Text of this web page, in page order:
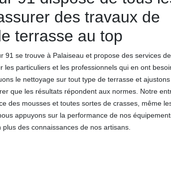
des travaux de
terrasse au top
91 se trouve à Palaiseau et propose des services de
les particuliers et les professionnels qui en ont
le nettoyage sur tout type de terrasse et
que les résultats répondent aux normes. Notre
des mousses et toutes sortes de crasses, même
appuyons sur la performance de nos
des connaissances de nos artisans.